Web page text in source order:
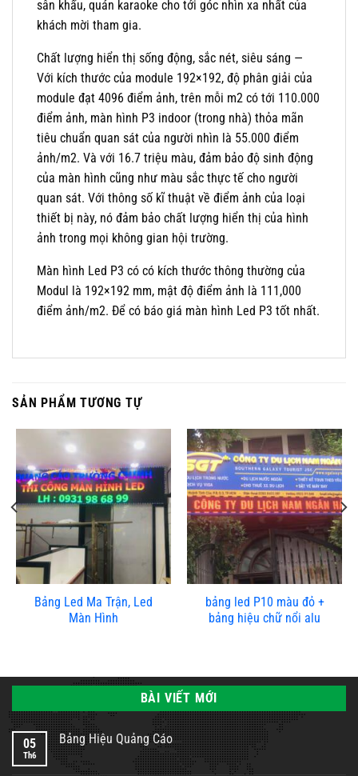
sân khấu, quán karaoke cho tới góc nhìn xa nhất của
khách mời tham gia.
Chất lượng hiển thị sống động, sắc nét, siêu sáng —
Với kích thước của module 192×192, độ phân giải của
module đạt 4096 điểm ảnh, trên mỗi m2 có tới 110.000
điểm ảnh, màn hình P3 indoor (trong nhà) thỏa mãn
tiêu chuẩn quan sát của người nhìn là 55.000 điểm
ảnh/m2. Và với 16.7 triệu màu, đảm bảo độ sinh động
của màn hình cũng như màu sắc thực tế cho người
quan sát. Với thông số kĩ thuật về điểm ảnh của loại
thiết bị này, nó đảm bảo chất lượng hiển thị của hình
ảnh trong mọi không gian hội trường.
Màn hình Led P3 có có kích thước thông thường của
Modul là 192×192 mm, mật độ điểm ảnh là 111,000
điểm ảnh/m2. Để có báo giá màn hình Led P3 tốt nhất.
SẢN PHẨM TƯƠNG TỰ
Bảng Led Ma Trận, Led
Màn Hình
bảng led P10 màu đỏ +
bảng hiệu chữ nổi alu
BÀI VIẾT MỚI
05
Th6
Bảng Hiệu Quảng Cáo